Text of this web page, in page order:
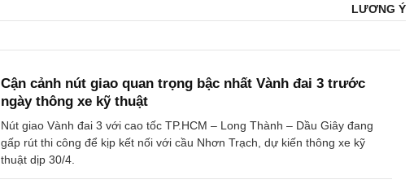
LƯƠNG Ý
Cận cảnh nút giao quan trọng bậc nhất Vành đai 3 trước
ngày thông xe kỹ thuật
Nút giao Vành đai 3 với cao tốc TP.HCM – Long Thành – Dầu Giây đang
gấp rút thi công để kịp kết nối với cầu Nhơn Trạch, dự kiến thông xe kỹ
thuật dịp 30/4.